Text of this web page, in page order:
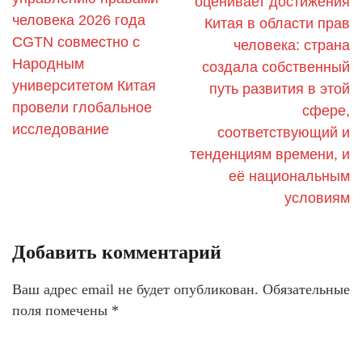
человека 2026 года
CGTN совместно с
Народным
университетом Китая
провели глобальное
исследование
Китая в области прав
человека: страна
создала собственный
путь развития в этой
сфере,
соответствующий и
тенденциям времени, и
её национальным
условиям
Добавить комментарий
Ваш адрес email не будет опубликован. Обязательные
поля помечены *